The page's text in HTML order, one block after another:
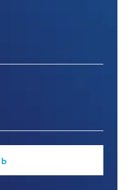
на
от